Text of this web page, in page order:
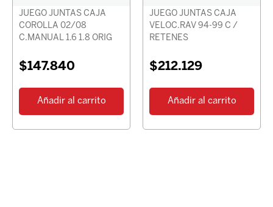
JUEGO JUNTAS CAJA
COROLLA 02/08
C.MANUAL 1.6 1.8 ORIG
$147.840
Añadir al carrito
JUEGO JUNTAS CAJA
VELOC.RAV 94-99 C /
RETENES
$212.129
Añadir al carrito